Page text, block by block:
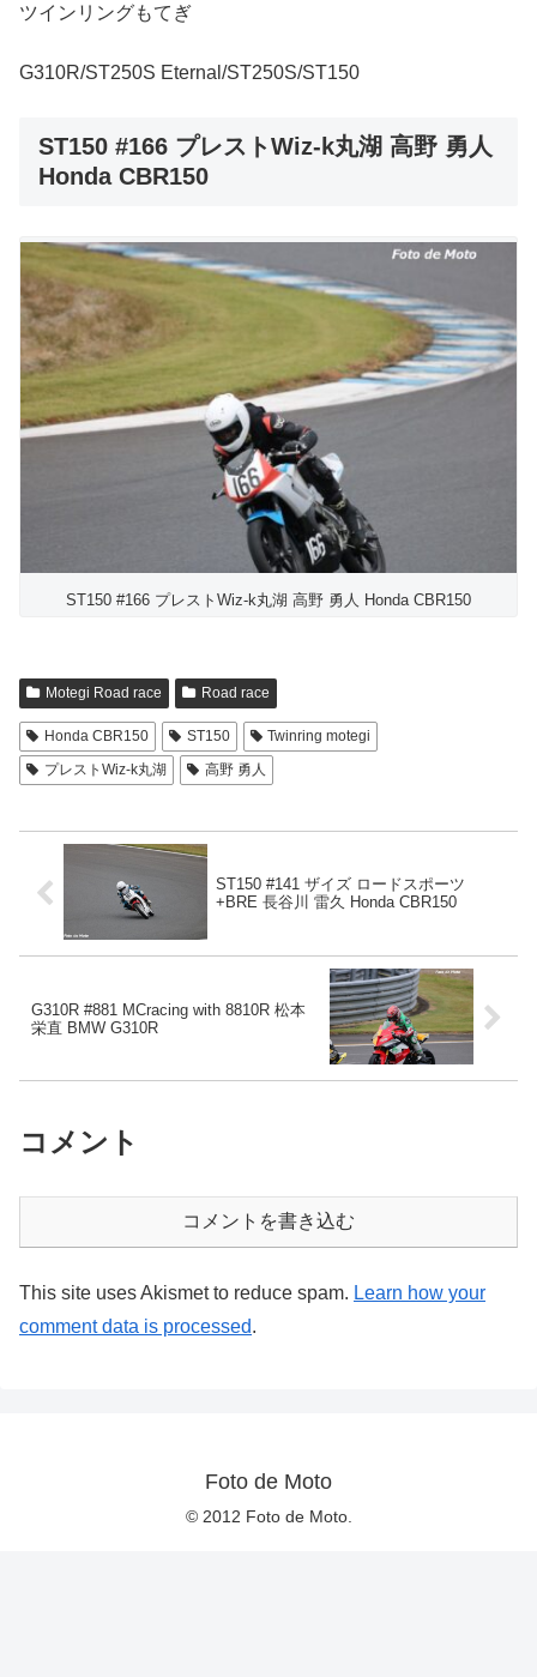
ツインリングもてぎ
G310R/ST250S Eternal/ST250S/ST150
ST150 #166 プレストWiz-k丸湖 高野 勇人
Honda CBR150
ST150 #166 プレストWiz-k丸湖 高野 勇人 Honda CBR150
Motegi Road race Road race
Honda CBR150 ST150
Twinring motegi
プレストWiz-k丸湖
高野 勇人
ST150 #141 ザイズ ロードスポーツ
+BRE 長谷川 雷久 Honda CBR150
G310R #881 MCracing with 8810R 松本
栄直 BMW G310R
コメント
コメントを書き込む
This site uses Akismet to reduce spam. Learn how your
comment data is processed.
Foto de Moto
© 2012 Foto de Moto.